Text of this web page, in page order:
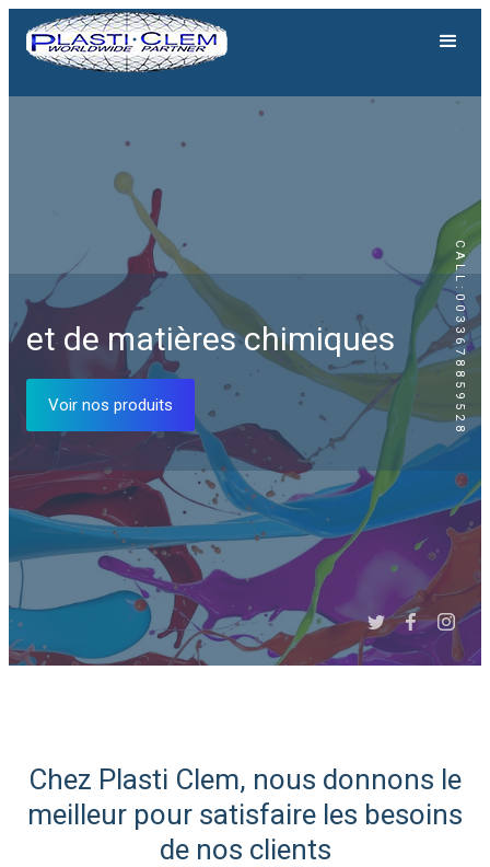
CALL:0033678859528
et de matières chimiques
Voir nos produits
Expert Afrique du Nord et
de l'Ouest
Génération solaire
Equipements solaires
Voir nos produits
Chez Plasti Clem, nous donnons le
meilleur pour satisfaire les besoins
de nos clients